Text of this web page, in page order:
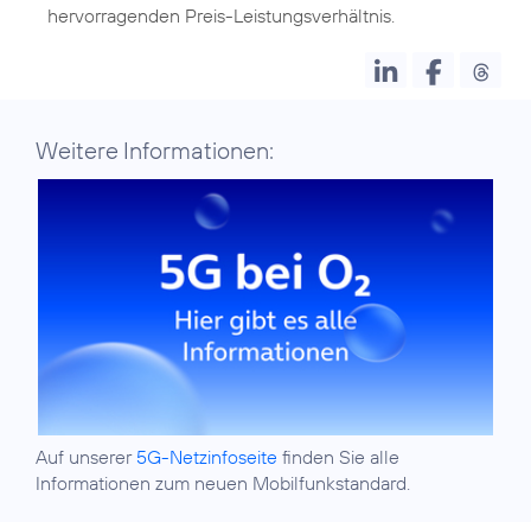
hervorragenden Preis-Leistungsverhältnis.
Weitere Informationen:
Auf unserer 5G-Netzinfoseite finden Sie alle
Informationen zum neuen Mobilfunkstandard.